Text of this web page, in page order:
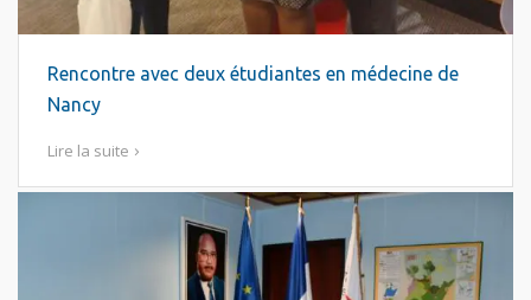
Rencontre avec deux étudiantes en médecine de
Nancy
Lire la suite